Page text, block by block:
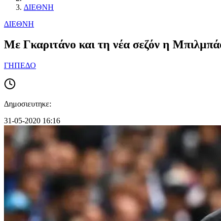
ΔΙΕΘΝΗ
ΔΙΕΘΝΗ
Με Γκαριτάνο και τη νέα σεζόν η
ΓΗΠΕΔΟ
Δημοσιευτηκε:
31-05-2020 16:16